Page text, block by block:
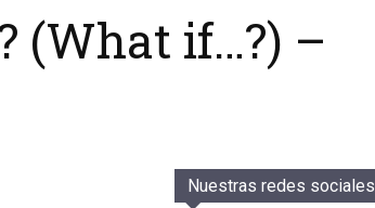
(What if…?) –
Nuestras redes sociales